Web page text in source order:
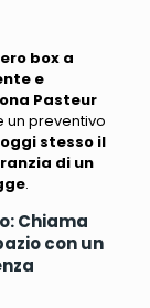
box a
e
Pasteur
un preventivo
stesso il
di un
.
Chiama
con un